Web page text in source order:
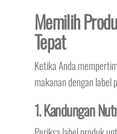
Memilih
Tepat
Ketika Anda
makanan dengan
1. Kandungan